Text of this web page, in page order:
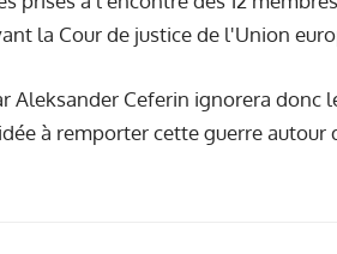
la Cour de justice de l'Union
Aleksander Ceferin ignorera
à remporter cette guerre autour